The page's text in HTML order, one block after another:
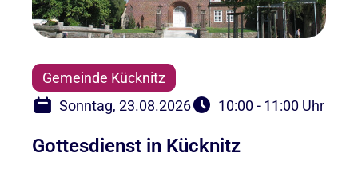
Gemeinde Kücknitz
Sonntag, 23.08.2026
10:00 - 11:00 Uhr
Gottesdienst in Kücknitz